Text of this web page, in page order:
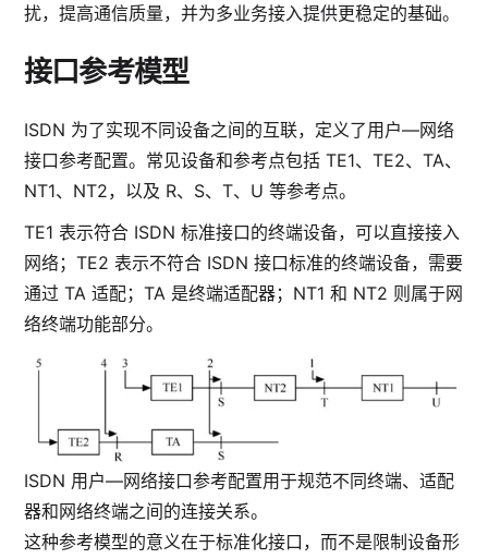
扰，提高通信质量，并为多业务接入提供更稳定的基础。
接口参考模型
ISDN 为了实现不同设备之间的互联，定义了用户—网络
接口参考配置。常见设备和参考点包括 TE1、TE2、TA、
NT1、NT2，以及 R、S、T、U 等参考点。
TE1 表示符合 ISDN 标准接口的终端设备，可以直接接入
网络；TE2 表示不符合 ISDN 接口标准的终端设备，需要
通过 TA 适配；TA 是终端适配器；NT1 和 NT2 则属于网
络终端功能部分。
ISDN 用户—网络接口参考配置用于规范不同终端、适配
器和网络终端之间的连接关系。
这种参考模型的意义在于标准化接口，而不是限制设备形